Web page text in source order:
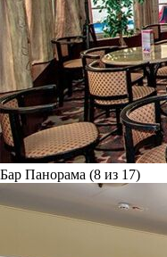
Бар Панорама (8 из 17)